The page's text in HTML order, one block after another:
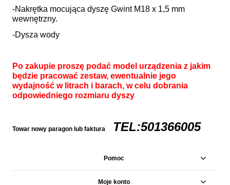
-Nakrętka mocująca dyszę Gwint M18 x 1,5 mm
wewnętrzny.
-Dysza wody
Po zakupie proszę podać model urządzenia z jakim
będzie pracować zestaw, ewentualnie jego
wydajność w litrach i barach, w celu dobrania
odpowiedniego rozmiaru dyszy
Towar nowy paragon lub faktura TEL:501366005
Pomoc
Moje konto